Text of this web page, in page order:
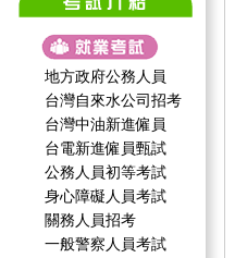
地方政府公務人員
台灣自來水公司招考
台灣中油新進僱員
台電新進僱員甄試
公務人員初等考試
身心障礙人員考試
關務人員招考
一般警察人員考試